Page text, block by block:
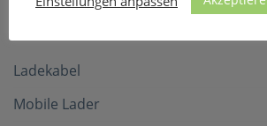
Ladekabel
Mobile Lader